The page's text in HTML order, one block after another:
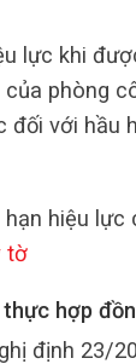
lực khi
của phòng
đối với hầu
hạn hiệu lực
tờ
hợp
định 23/